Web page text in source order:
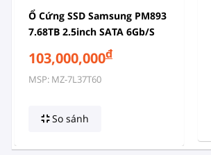
Ổ Cứng SSD Samsung PM893
7.68TB 2.5inch SATA 6Gb/s
MZ-7L37T60 (MZ7L37T6HBLA)
103,000,000đ
MSP: MZ-7L37T60
So sánh